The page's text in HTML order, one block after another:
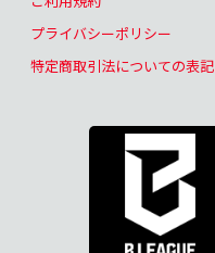
プライバシーポリシー
特定商取引法についての表記